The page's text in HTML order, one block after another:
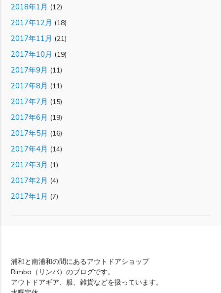
2018年1月 (12)
2017年12月 (18)
2017年11月 (21)
2017年10月 (19)
2017年9月 (11)
2017年8月 (11)
2017年7月 (15)
2017年6月 (19)
2017年5月 (16)
2017年4月 (14)
2017年3月 (1)
2017年2月 (4)
2017年1月 (7)
浦和と南浦和の間にあるアウトドアショップ
Rimba（リンバ）のブログです。
アウトドアギア、服、雑貨などを扱っています。